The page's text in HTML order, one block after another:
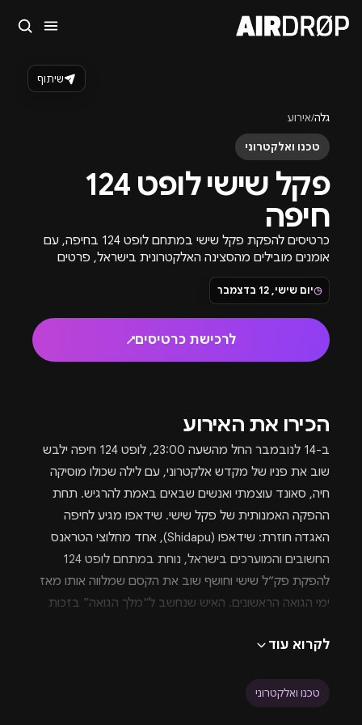
גלה/אירוע
טכנו ואלקטרוני
פקל שישי לופט 124
חיפה
כרטיסים להפקת פקל שישי במתחם לופט 124 בחיפה, עם
אומנים מובילים מהסצינה האלקטרונית בישראל, פרטים
נוספים והזמנת כרטיסים לפקל שישי.
◷יום שישי, 12 בדצמבר
לרכישת כרטיסים↗
שיתוף
הכירו את האירוע
ב-14 לנובמבר החל מהשעה 23:00, לופט 124 חיפה ילבש
שוב את פניו של מקדש אלקטרוני, עם לילה שכולו מוסיקה
חיה, סאונד עוצמתי ואנשים שבאים באמת להרגיש. תחת
ההפקה האמנותית של פקל שישי. שידאפו מגיע לחיפה
האגדה חוזרת: שידאפו (Shidapu), אחד מחלוצי הטראנס
החשובים והמוערכים בישראל, נוחת במתחם לופט 124
להפקת פק״ל שישי וחושף שוב את הקסם שמלווה אותו מאז
ימי הגואה הראשונים. האיש שנחשב ל“מלך הגואה” בזכות
הבמה—מגיע לתת סט שכולו נוסטלגיה, אנרגיה וחוויה שחוצה
אודות ההפקה בלב סצנת מסיבות בחיפה תחת האווירה
לקרוא עוד
טכנו ואלקטרוני
סגור